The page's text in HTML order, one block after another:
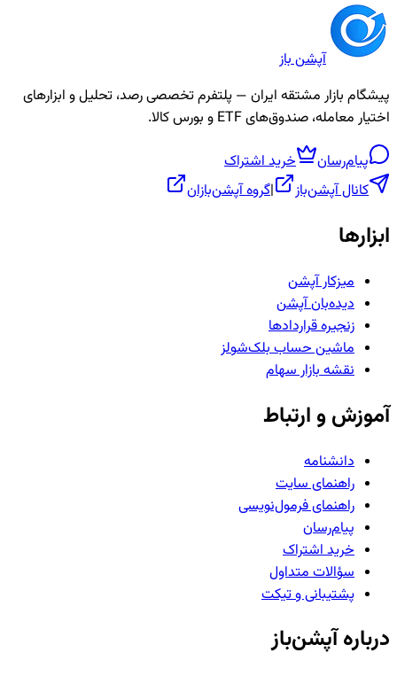
آپشن باز
پیشگام بازار مشتقه ایران — پلتفرم تخصصی رصد، تحلیل و ابزارهای
اختیار معامله، صندوق‌های ETF و بورس کالا.
پیام‌رسان
خرید اشتراک
کانال آپشن‌باز
|گروه آپشن‌بازان
ابزارها
میزکار آپشن
دیده‌بان آپشن
زنجیره قراردادها
ماشین حساب بلک‌شولز
نقشه بازار سهام
آموزش و ارتباط
دانشنامه
راهنمای سایت
راهنمای فرمول‌نویسی
پیام‌رسان
خرید اشتراک
سؤالات متداول
پشتیبانی و تیکت
درباره آپشن‌باز